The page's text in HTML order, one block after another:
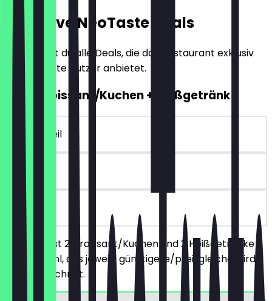
Exklusive NeoTaste Deals
Hier findest du alle Deals, die das Restaurant exklusiv
für NeoTaste Nutzer anbietet.
2für1 Croissant/Kuchen + Heißgetränk
~€ 6 Vorteil
30 Tage
vor Ort
Du bestellst 2 Croissant/Kuchen und 2 Heißgetränke
deiner Wahl, das jeweils günstigere/preisgleiche wird
nicht berechnet.